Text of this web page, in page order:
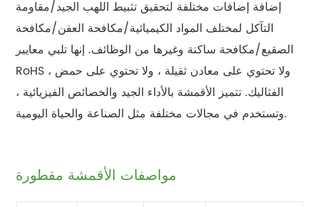
إضافة إضافات مختلفة لتحقيق تثبيط اللهب الجيد/مقاومة
التآكل لمختلف المواد الكيميائية/مكافحة العفن/مكافحة
الصقيع/مكافحة ساكنة وغيرها من الوظائف. إنها تلبي معايير
RoHS ، ولا تحتوي على معادن ثقيلة ، ولا تحتوي على حمض
الفثاليك. تتميز الأقمشة بالأداء الجيد والخصائص الفيزيائية ،
وتستخدم في مجالات مختلفة مثل الصناعة والحياة اليومية.
مواصفات الأقمشة مقطورة